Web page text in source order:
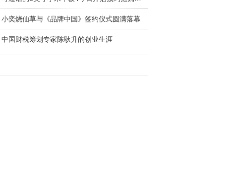
小奕烧仙草与《品牌中国》签约仪式圆满落幕
中国财税筹划专家陈耿升的创业生涯